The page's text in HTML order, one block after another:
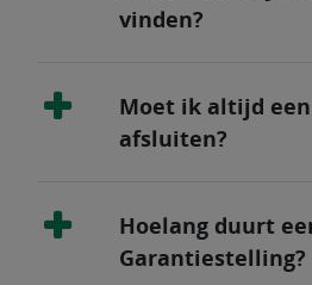
vinden?
Moet ik altijd
afsluiten?
Hoelang duurt
Garantiestelling?